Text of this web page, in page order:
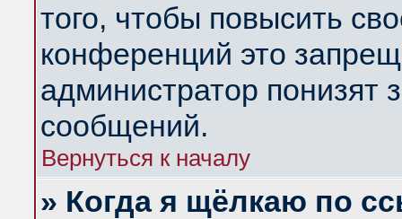
того, чтобы повысить
конференций это
администратор понизят
сообщений.
Вернуться к началу
» Когда я щёлкаю по